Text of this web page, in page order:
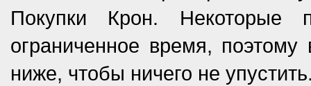
Покупки Крон. Некоторые
ограниченное время, поэтому
ниже, чтобы ничего не